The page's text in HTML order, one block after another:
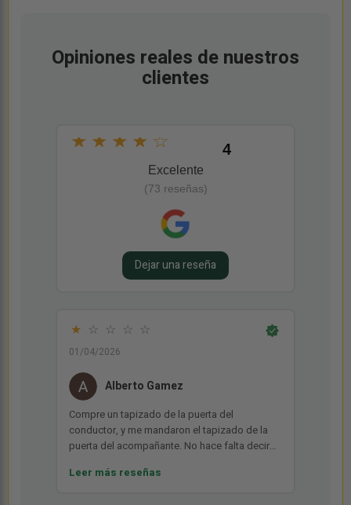
Opiniones reales de nuestros
clientes
★ ★ ★ ★ ☆ 4
Excelente
(73 reseñas)
Dejar una reseña
★ ☆ ☆ ☆ ☆
01/04/2026
Alberto Gamez
Compre un tapizado de la puerta del
conductor, y me mandaron el tapizado de la
puerta del acompañante. No hace falta decir
pasar la ITV. Y solo hay un desguace el arbol en
Leer más reseñas